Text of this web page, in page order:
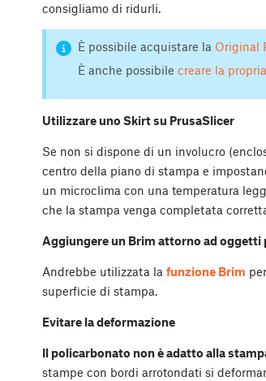
consigliamo di ridurli.
È possibile acquistare la Original
È anche possibile creare la
Utilizzare uno Skirt su PrusaSlicer
Se non si dispone di un involucro
centro della piano di stampa e
un microclima con una temperatura
che la stampa venga completata
Aggiungere un Brim attorno ad oggetti
Andrebbe utilizzata la funzione Brim
superficie di stampa.
Evitare la deformazione
Il policarbonato non è adatto alla
stampe con bordi arrotondati si